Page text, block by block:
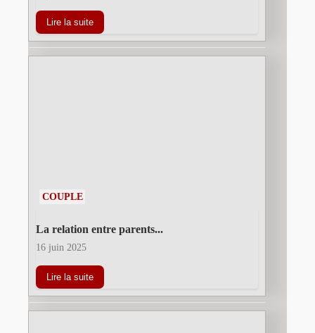
Lire la suite
COUPLE
La relation entre parents...
16 juin 2025
Lire la suite